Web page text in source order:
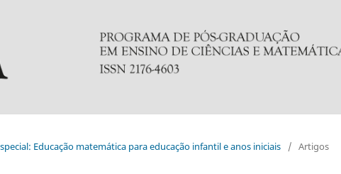
Educação matemática para educação infantil e anos iniciais / Artigos